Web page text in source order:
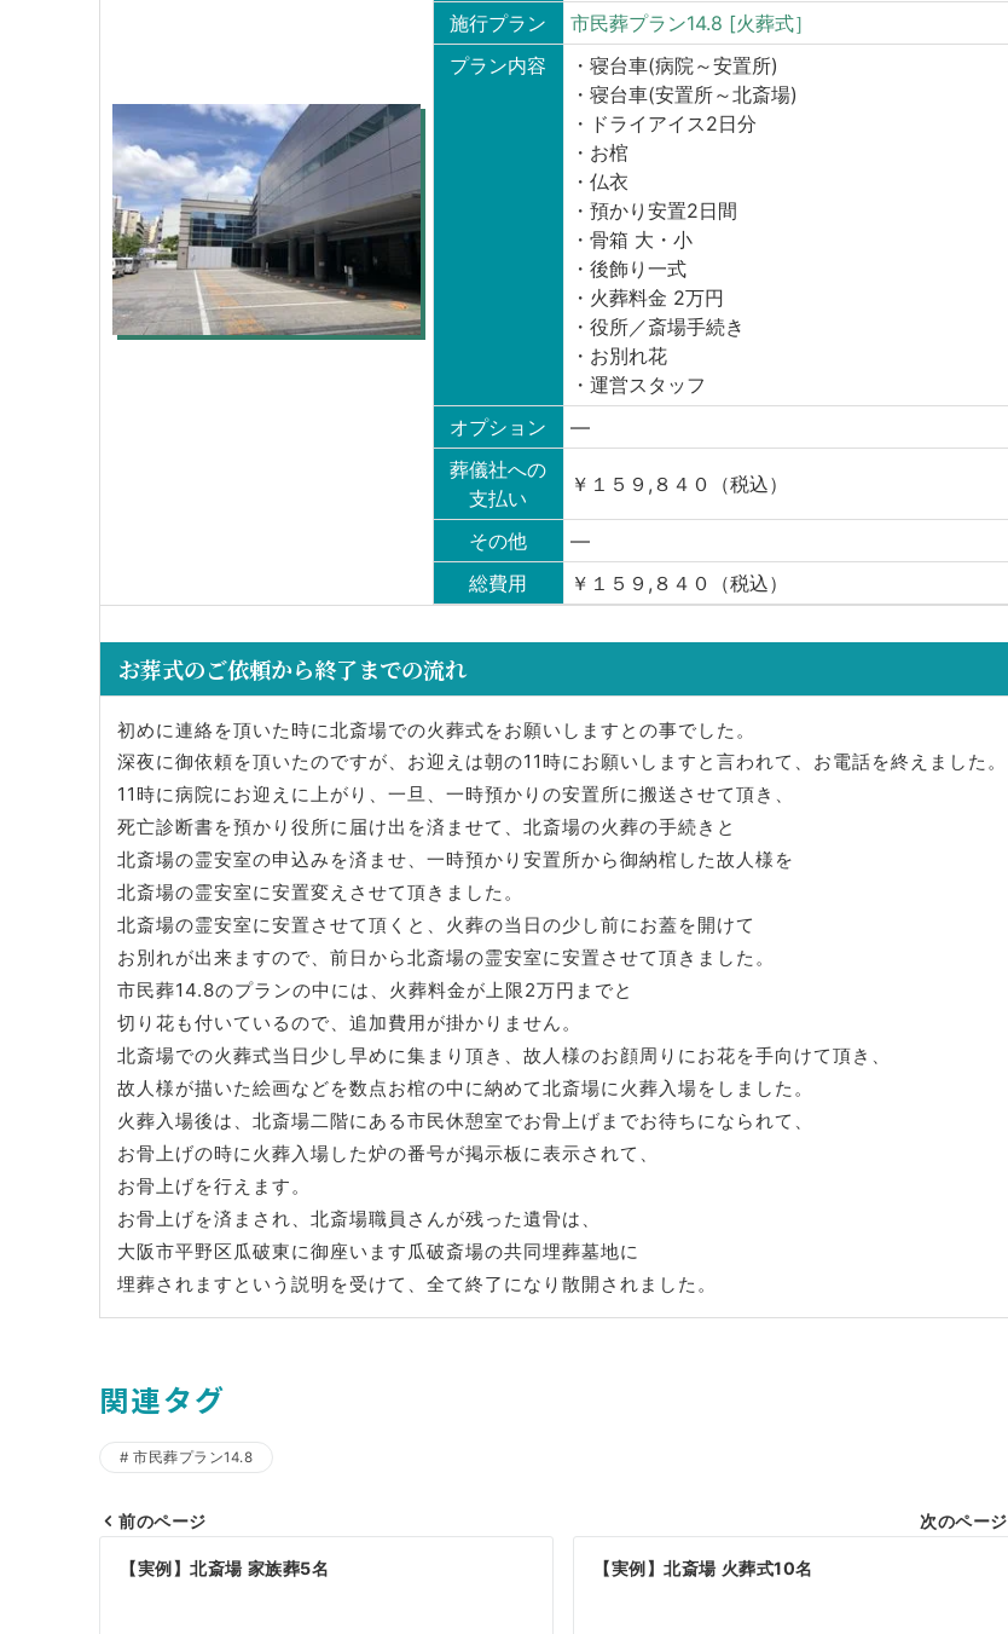
施行プラン
市民葬プラン14.8 [火葬式］
プラン内容
・寝台車(病院～安置所)
・寝台車(安置所～北斎場)
・ドライアイス2日分
・お棺
・仏衣
・預かり安置2日間
・骨箱 大・小
・後飾り一式
・火葬料金 2万円
・役所／斎場手続き
・お別れ花
・運営スタッフ
オプション
—
葬儀社への
支払い
￥１５９,８４０（税込）
その他
—
総費用
￥１５９,８４０（税込）
お葬式のご依頼から終了までの流れ
初めに連絡を頂いた時に北斎場での火葬式をお願いしますとの事でした。
深夜に御依頼を頂いたのですが、お迎えは朝の11時にお願いしますと言われて、お電話を終えました。
11時に病院にお迎えに上がり、一旦、一時預かりの安置所に搬送させて頂き、
死亡診断書を預かり役所に届け出を済ませて、北斎場の火葬の手続きと
北斎場の霊安室の申込みを済ませ、一時預かり安置所から御納棺した故人様を
北斎場の霊安室に安置変えさせて頂きました。
北斎場の霊安室に安置させて頂くと、火葬の当日の少し前にお蓋を開けて
お別れが出来ますので、前日から北斎場の霊安室に安置させて頂きました。
市民葬14.8のプランの中には、火葬料金が上限2万円までと
切り花も付いているので、追加費用が掛かりません。
北斎場での火葬式当日少し早めに集まり頂き、故人様のお顔周りにお花を手向けて頂き、
故人様が描いた絵画などを数点お棺の中に納めて北斎場に火葬入場をしました。
火葬入場後は、北斎場二階にある市民休憩室でお骨上げまでお待ちになられて、
お骨上げの時に火葬入場した炉の番号が掲示板に表示されて、
お骨上げを行えます。
お骨上げを済まされ、北斎場職員さんが残った遺骨は、
大阪市平野区瓜破東に御座います瓜破斎場の共同埋葬墓地に
埋葬されますという説明を受けて、全て終了になり散開されました。
関連タグ
市民葬プラン14.8
前のページ
【実例】北斎場 家族葬5名
次のページ
【実例】北斎場 火葬式10名